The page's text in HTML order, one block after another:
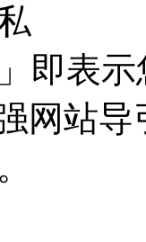
即表
网站